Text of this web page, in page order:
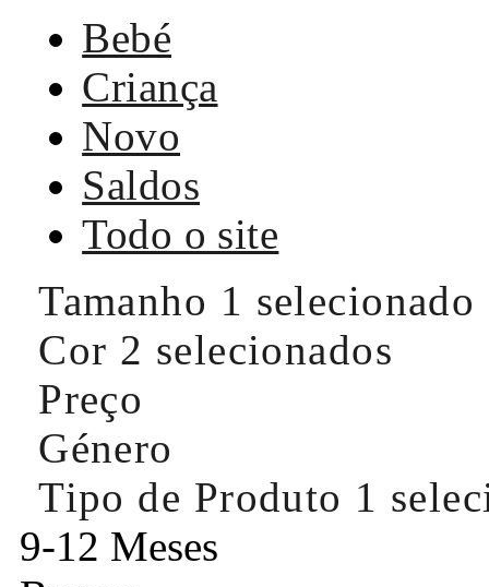
Bebé
Criança
Novo
Saldos
Todo o site
Tamanho 1 selecionado
Cor 2 selecionados
Preço
Género
Tipo de Produto 1
9-12 Meses